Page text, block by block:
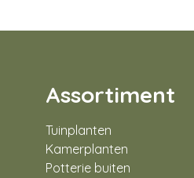
Assortiment
Tuinplanten
Kamerplanten
Potterie buiten